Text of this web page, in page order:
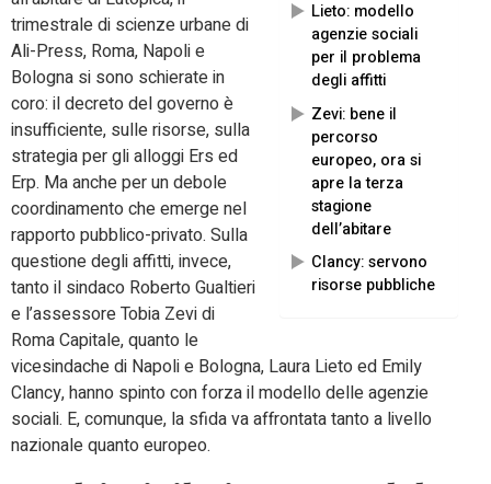
Lieto: modello
agenzie sociali
per il problema
degli affitti
Zevi: bene il
percorso
europeo, ora si
apre la terza
stagione
dell’abitare
Clancy: servono
risorse pubbliche
trimestrale di scienze urbane di
Ali-Press, Roma, Napoli e
Bologna si sono schierate in
coro: il decreto del governo è
insufficiente, sulle risorse, sulla
strategia per gli alloggi Ers ed
Erp. Ma anche per un debole
coordinamento che emerge nel
rapporto pubblico-privato. Sulla
questione degli affitti, invece,
tanto il sindaco Roberto Gualtieri
e l’assessore Tobia Zevi di
Roma Capitale, quanto le
vicesindache di Napoli e Bologna, Laura Lieto ed Emily
Clancy, hanno spinto con forza il modello delle agenzie
sociali. E, comunque, la sfida va affrontata tanto a livello
nazionale quanto europeo.